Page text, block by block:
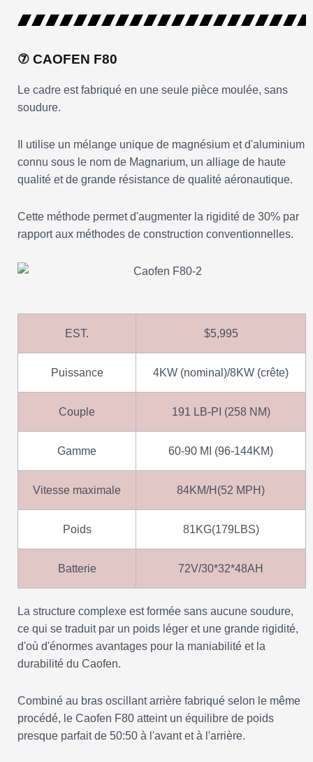
⑦ CAOFEN F80
Le cadre est fabriqué en une seule pièce moulée, sans
soudure.
Il utilise un mélange unique de magnésium et d'aluminium
connu sous le nom de Magnarium, un alliage de haute
qualité et de grande résistance de qualité aéronautique.
Cette méthode permet d'augmenter la rigidité de 30% par
rapport aux méthodes de construction conventionnelles.
EST. $5,995
Puissance 4KW (nominal)/8KW (crête)
Couple 191 LB-PI (258 NM)
Gamme 60-90 MI (96-144KM)
Vitesse maximale 84KM/H(52 MPH)
Poids 81KG(179LBS)
Batterie 72V/30*32*48AH
La structure complexe est formée sans aucune soudure,
ce qui se traduit par un poids léger et une grande rigidité,
d'où d'énormes avantages pour la maniabilité et la
durabilité du Caofen.
Combiné au bras oscillant arrière fabriqué selon le même
procédé, le Caofen F80 atteint un équilibre de poids
presque parfait de 50:50 à l'avant et à l'arrière.